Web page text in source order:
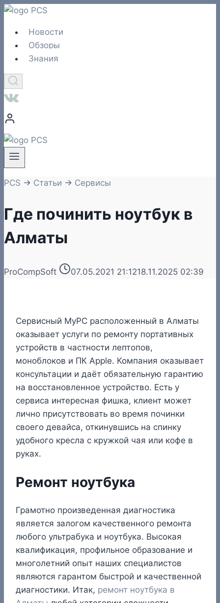
Перейти
содержимому
Новости
Обзоры
Знания
PCS → Статьи → Сервисы
Где починить ноутбук в
Алматы
ProCompSoft 07.05.2021 21:1218.11.2025 02:39
Сервисный MyPC расположенный в Алматы
оказывает услуги по ремонту портативных
устройств в частности лептопов,
моноблоков и ПК Apple. Компания оказывает
консультации и даёт обязательную гарантию
на восстановленное устройство. Есть у
сервиса интересная фишка, клиент может
лично присутствовать во время починки
своего девайса, откинувшись на спинку
удобного кресла с кружкой чая или кофе в
руках.
Ремонт ноутбука
Грамотно произведенная диагностика
является залогом качественного ремонта
любого ультрабука и ноутбука. Высокая
квалификация, профильное образование и
многолетний опыт наших специалистов
являются гарантом быстрой и качественной
диагностики. Итак, ремонт ноутбука в